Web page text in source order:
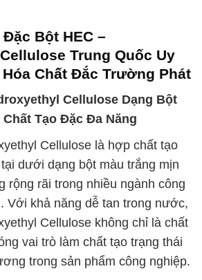
Bột HEC –
Trung Quốc Uy
Chất Đắc Trường Phát
Cellulose Dạng Bột
Chất Tạo Đặc Đa Năng
Cellulose là hợp chất tạo
dưới dạng bột màu trắng mịn
rộng rãi trong nhiều ngành công
Với khả năng dễ tan trong nước,
Cellulose không chỉ là chất
vai trò làm chất tạo trạng thái
trong sản phẩm công nghiệp.